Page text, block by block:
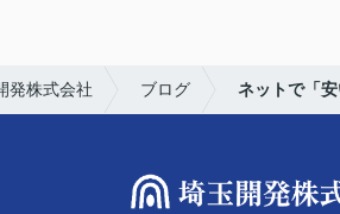
発株式会社 ブログ ネットで「